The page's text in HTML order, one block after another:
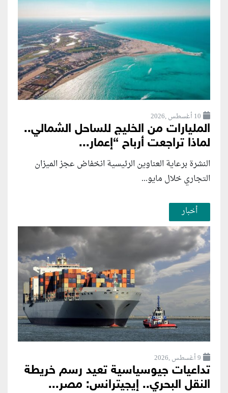
10 أغسطس ,2026
المليارات من الخليج للساحل الشمالي..
لماذا تراجعت أرباح “إعمار...
النشرة برعاية العناوين الرئيسية انخفاض عجز الميزان
التجاري خلال مايو...
أخبار
9 أغسطس ,2026
تداعيات جيوسياسية تعيد رسم خريطة
النقل البحري.. إيجيترانس: مصر...